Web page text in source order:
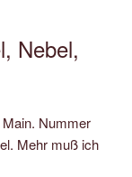
Nebel,
Nummer
Mehr muß ich